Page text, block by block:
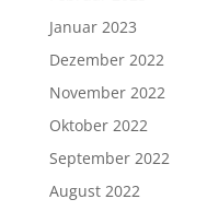
Januar 2023
Dezember 2022
November 2022
Oktober 2022
September 2022
August 2022